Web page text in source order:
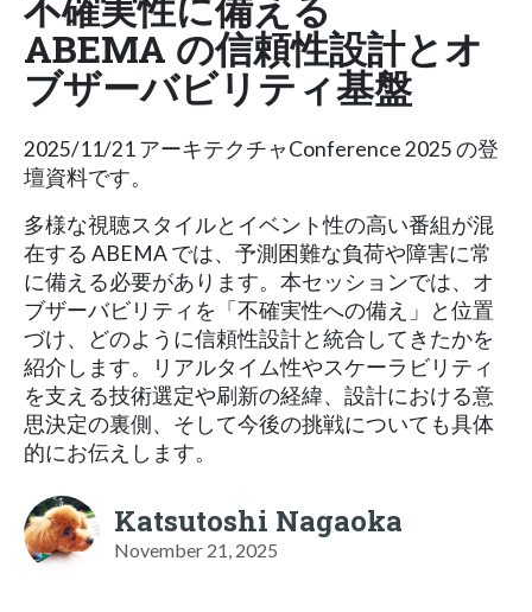
ABEMA の信頼性設計とオ
ブザーバビリティ基盤
2025/11/21 アーキテクチャConference 2025 の登
壇資料です。
多様な視聴スタイルとイベント性の高い番組が混
在する ABEMA では、予測困難な負荷や障害に常
に備える必要があります。本セッションでは、オ
ブザーバビリティを「不確実性への備え」と位置
づけ、どのように信頼性設計と統合してきたかを
紹介します。リアルタイム性やスケーラビリティ
を支える技術選定や刷新の経緯、設計における意
思決定の裏側、そして今後の挑戦についても具体
的にお伝えします。
Katsutoshi Nagaoka
November 21, 2025